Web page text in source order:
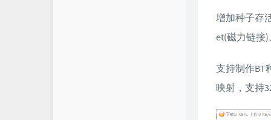
增加种子存
et(磁力链接
支持制作BT
映射，支持